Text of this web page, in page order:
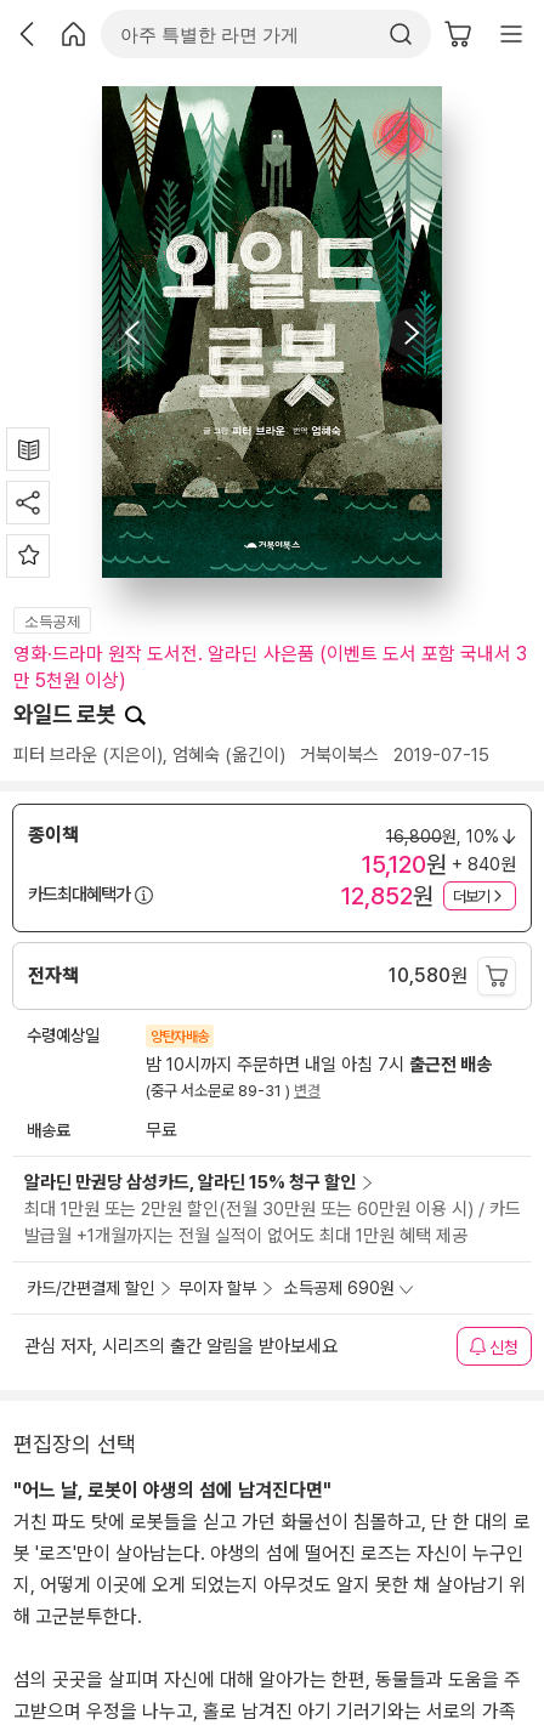
소득공제
영화·드라마 원작 도서전. 알라딘 사은품 (이벤트 도서 포함 국내서 3
만 5천원 이상)
와일드 로봇
피터 브라운 (지은이), 엄혜숙 (옮긴이) 거북이북스 2019-07-15
종이책 16,800원, 10%
15,120원 + 840원
카드최대혜택가
12,852원 더보기
전자책 10,580원
수령예상일 양탄자배송
밤 10시까지 주문하면 내일 아침 7시 출근전 배송
(중구 서소문로 89-31 ) 변경
배송료 무료
알라딘 만권당 삼성카드, 알라딘 15% 청구 할인
최대 1만원 또는 2만원 할인(전월 30만원 또는 60만원 이용 시) / 카드
발급월 +1개월까지는 전월 실적이 없어도 최대 1만원 혜택 제공
카드/간편결제 할인 무이자 할부 소득공제 690원
관심 저자, 시리즈의 출간 알림을 받아보세요 신청
편집장의 선택
"어느 날, 로봇이 야생의 섬에 남겨진다면"
거친 파도 탓에 로봇들을 싣고 가던 화물선이 침몰하고, 단 한 대의 로
봇 '로즈'만이 살아남는다. 야생의 섬에 떨어진 로즈는 자신이 누구인
지, 어떻게 이곳에 오게 되었는지 아무것도 알지 못한 채 살아남기 위
해 고군분투한다.
섬의 곳곳을 살피며 자신에 대해 알아가는 한편, 동물들과 도움을 주
고받으며 우정을 나누고, 홀로 남겨진 아기 기러기와는 서로의 가족